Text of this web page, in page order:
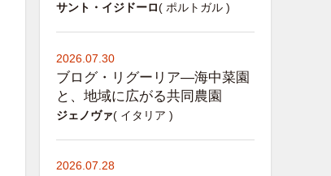
サント・イジドーロ( ポルトガル )
2026.07.30
ブログ・リグーリア―海中菜園
と、地域に広がる共同農園
ジェノヴァ( イタリア )
2026.07.28